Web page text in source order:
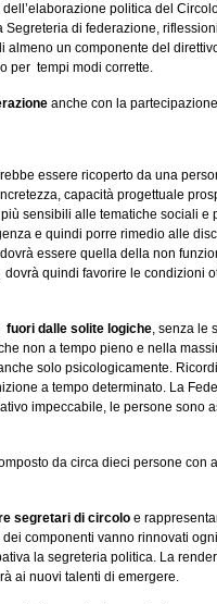
politica del
di federazione,
almeno un componente del
per tempi modi corrette.
anche con la
essere ricoperto da una
capacità progettuale
sensibili alle tematiche sociali e
e quindi porre rimedio alle
essere quella della non
quindi favorire le condizioni
fuori dalle solite logiche, senza le
non a tempo pieno e nella
solo psicologicamente.
a tempo determinato. La
impeccabile, le persone sono
da circa dieci persone con
segretari di circolo e
componenti vanno rinnovati
la segreteria politica. La
ai nuovi talenti di emergere.